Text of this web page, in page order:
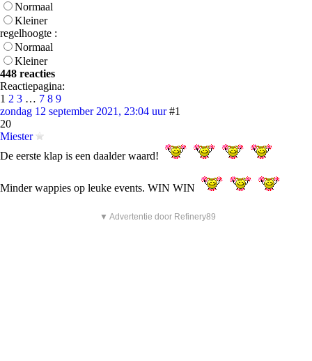
Normaal
Kleiner
regelhoogte :
Normaal
Kleiner
448 reacties
Reactiepagina:
1 2 3 … 7 8 9
zondag 12 september 2021, 23:04 uur #1
20
Miester
De eerste klap is een daalder waard!
Minder wappies op leuke events. WIN WIN
▼ Advertentie door Refinery89